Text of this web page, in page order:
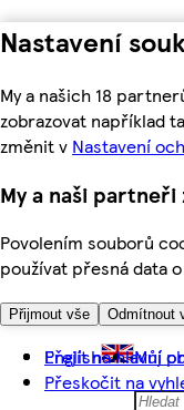
Nastavení
My a našich 18
zobrazovat například
změnit v Nastavení
My a naši
Povolením souborů
používat přesná data
Přijmout vše Odmítnout
Přejít na hlavní
Přeskočit na
English Můj